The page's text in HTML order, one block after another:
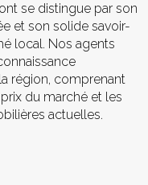
se distingue par son
et son solide savoir-
local. Nos agents
région, comprenant
du marché et les
actuelles.